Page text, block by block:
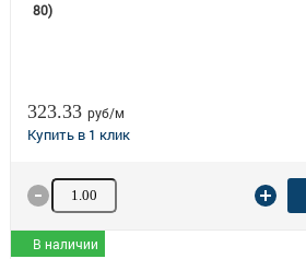
80)
323.33 руб/м
Количество товара
В наличии